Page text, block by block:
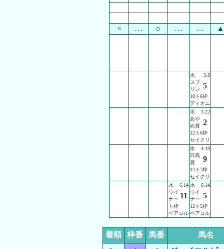
× … ○ … … ▲
水
3.8
スプ
リン
5
10ト6枠
ディオニ
水
3.22
あや
め賞 2
12ト6枠
セイクリ
水
4.19
日高
賞
9
12ト7枠
セイクリ
水
6.14
ウイ
ナー 11
ト枠
ベアコル
水
6.14
ウイ
ナー
5
12ト5枠
ベアコル
着順 枠番 馬番
馬名